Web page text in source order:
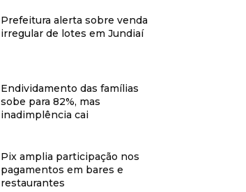
Prefeitura alerta sobre venda
irregular de lotes em Jundiaí
Endividamento das famílias
sobe para 82%, mas
inadimplência cai
Pix amplia participação nos
pagamentos em bares e
restaurantes